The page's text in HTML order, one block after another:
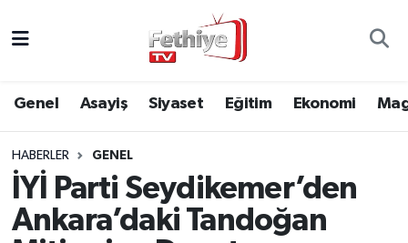
Genel Asayiş Siyaset Eğitim Ekonomi
HABERLER GENEL
İYİ Parti Seydikemer’den
Ankara’daki Tandoğan
Asayiş
Eğitim
Muğla Hava Durumu
Muğla Namaz Vakitleri
Muğla Trafik Yoğunluk Haritası